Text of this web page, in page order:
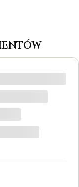
biżuteria
na
się
Dziękuję,
moment,